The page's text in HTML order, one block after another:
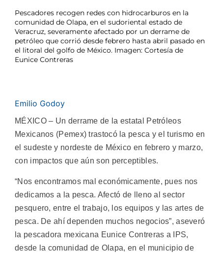
Pescadores recogen redes con hidrocarburos en la
comunidad de Olapa, en el sudoriental estado de
Veracruz, severamente afectado por un derrame de
petróleo que corrió desde febrero hasta abril pasado en
el litoral del golfo de México. Imagen: Cortesía de
Eunice Contreras
Emilio Godoy
MÉXICO – Un derrame de la estatal Petróleos
Mexicanos (Pemex) trastocó la pesca y el turismo en
el sudeste y nordeste de México en febrero y marzo,
con impactos que aún son perceptibles.
“Nos encontramos mal económicamente, pues nos
dedicamos a la pesca. Afectó de lleno al sector
pesquero, entre el trabajo, los equipos y las artes de
pesca. De ahí dependen muchos negocios”, aseveró
la pescadora mexicana Eunice Contreras a IPS,
desde la comunidad de Olapa, en el municipio de